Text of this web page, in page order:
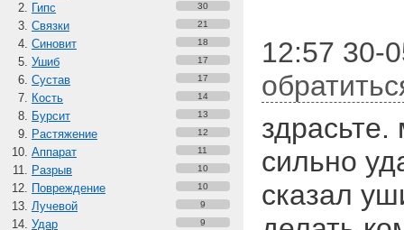
Гипс 30
Связки 21
Синовит 18
Ушиб 17
Сустав 17
Кость 14
Бурсит 13
Растяжение 12
Аппарат 11
Разрыв 10
Повреждение 10
Лучевой 9
Удар 9
12:57 30-
сильно
сказал